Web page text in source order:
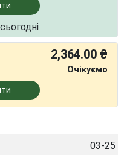
2,364.00 ₴
Очікуємо
03-25